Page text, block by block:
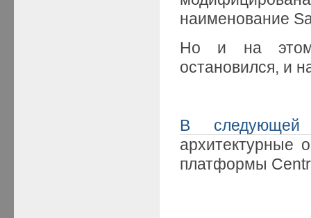
наименование
Но и на этом
остановился, и
В следующей
архитектурные
платформы